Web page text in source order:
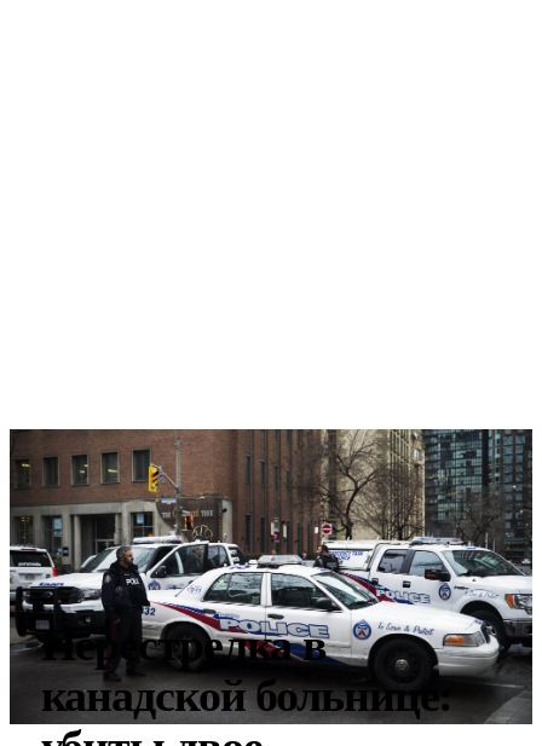
Перестрелка в
канадской больнице: